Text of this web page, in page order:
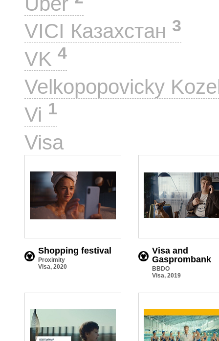
VICI Казахстан 3
VK 4
Velkopopovicky
Vi 1
Visa
Shopping festival
Proximity
Visa, 2020
Visa and
Gasprombank
BBDO
Visa, 2019